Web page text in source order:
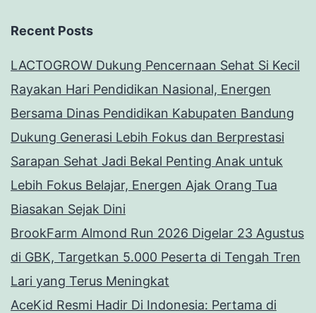
Recent Posts
LACTOGROW Dukung Pencernaan Sehat Si Kecil
Rayakan Hari Pendidikan Nasional, Energen
Bersama Dinas Pendidikan Kabupaten Bandung
Dukung Generasi Lebih Fokus dan Berprestasi
Sarapan Sehat Jadi Bekal Penting Anak untuk
Lebih Fokus Belajar, Energen Ajak Orang Tua
Biasakan Sejak Dini
BrookFarm Almond Run 2026 Digelar 23 Agustus
di GBK, Targetkan 5.000 Peserta di Tengah Tren
Lari yang Terus Meningkat
AceKid Resmi Hadir Di Indonesia: Pertama di